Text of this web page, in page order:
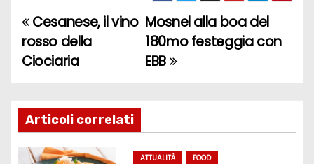
N
a
i
g
Mosnel alla boa del
180mo festeggia con
EBB
Cesanese, il vino
rosso della
Ciociaria
Articoli correlati
ATTUALITÀ FOOD